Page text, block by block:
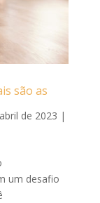
são as
de 2023 |
um desafio